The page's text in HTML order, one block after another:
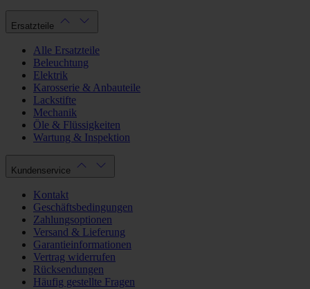
Ersatzteile
Alle Ersatzteile
Beleuchtung
Elektrik
Karosserie & Anbauteile
Lackstifte
Mechanik
Öle & Flüssigkeiten
Wartung & Inspektion
Kundenservice
Kontakt
Geschäftsbedingungen
Zahlungsoptionen
Versand & Lieferung
Garantieinformationen
Vertrag widerrufen
Rücksendungen
Häufig gestellte Fragen